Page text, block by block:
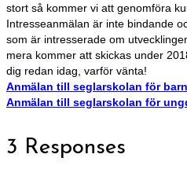
stort så kommer vi att genomföra
Intresseanmälan är inte bindande
som är intresserade om
mera kommer att skickas under
dig redan idag, varför vänta!
Anmälan till seglarskolan för barn
Anmälan till seglarskolan för
3 Responses